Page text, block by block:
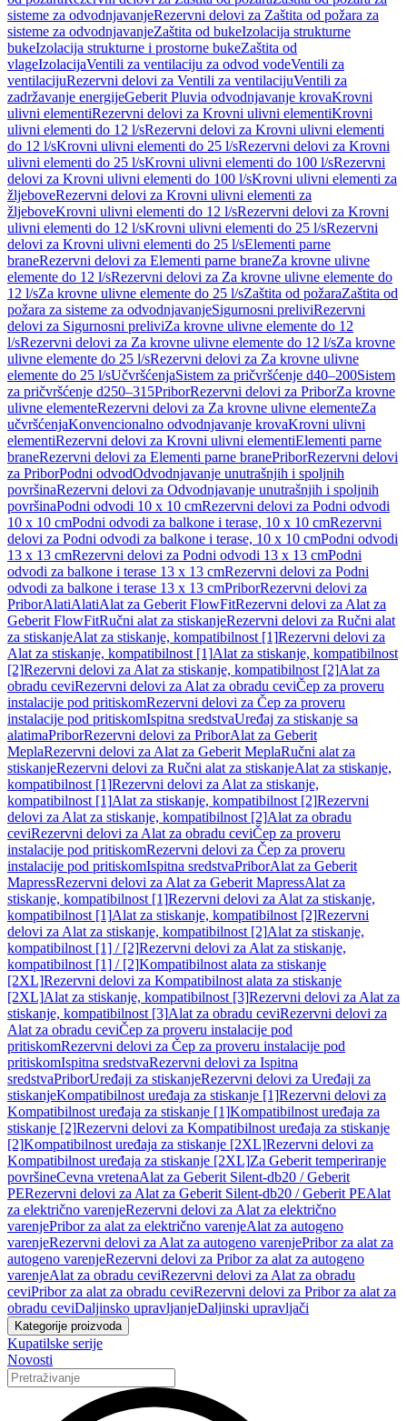
sisteme za odvodnjavanjeRezervni delovi za Zaštita od požara za
sisteme za odvodnjavanjeZaštita od bukeIzolacija strukturne
bukeIzolacija strukturne i prostorne bukeZaštita od
vlageIzolacijaVentili za ventilaciju za odvod vodeVentili za
ventilacijuRezervni delovi za Ventili za ventilacijuVentili za
zadržavanje energijeGeberit Pluvia odvodnjavanje krovaKrovni
ulivni elementiRezervni delovi za Krovni ulivni elementiKrovni
ulivni elementi do 12 l/sRezervni delovi za Krovni ulivni elementi
do 12 l/sKrovni ulivni elementi do 25 l/sRezervni delovi za Krovni
ulivni elementi do 25 l/sKrovni ulivni elementi do 100 l/sRezervni
delovi za Krovni ulivni elementi do 100 l/sKrovni ulivni elementi za
žljeboveRezervni delovi za Krovni ulivni elementi za
žljeboveKrovni ulivni elementi do 12 l/sRezervni delovi za Krovni
ulivni elementi do 12 l/sKrovni ulivni elementi do 25 l/sRezervni
delovi za Krovni ulivni elementi do 25 l/sElementi parne
braneRezervni delovi za Elementi parne braneZa krovne ulivne
elemente do 12 l/sRezervni delovi za Za krovne ulivne elemente do
12 l/sZa krovne ulivne elemente do 25 l/sZaštita od požaraZaštita od
požara za sisteme za odvodnjavanjeSigurnosni preliviRezervni
delovi za Sigurnosni preliviZa krovne ulivne elemente do 12
l/sRezervni delovi za Za krovne ulivne elemente do 12 l/sZa krovne
ulivne elemente do 25 l/sRezervni delovi za Za krovne ulivne
elemente do 25 l/sUčvršćenjaSistem za pričvršćenje d40–200Sistem
za pričvršćenje d250–315PriborRezervni delovi za PriborZa krovne
ulivne elementeRezervni delovi za Za krovne ulivne elementeZa
učvršćenjaKonvencionalno odvodnjavanje krovaKrovni ulivni
elementiRezervni delovi za Krovni ulivni elementiElementi parne
braneRezervni delovi za Elementi parne branePriborRezervni delovi
za PriborPodni odvodOdvodnjavanje unutrašnjih i spoljnih
površinaRezervni delovi za Odvodnjavanje unutrašnjih i spoljnih
površinaPodni odvodi 10 x 10 cmRezervni delovi za Podni odvodi
10 x 10 cmPodni odvodi za balkone i terase, 10 x 10 cmRezervni
delovi za Podni odvodi za balkone i terase, 10 x 10 cmPodni odvodi
13 x 13 cmRezervni delovi za Podni odvodi 13 x 13 cmPodni
odvodi za balkone i terase 13 x 13 cmRezervni delovi za Podni
odvodi za balkone i terase 13 x 13 cmPriborRezervni delovi za
PriborAlatiAlatiAlat za Geberit FlowFitRezervni delovi za Alat za
Geberit FlowFitRučni alat za stiskanjeRezervni delovi za Ručni alat
za stiskanjeAlat za stiskanje, kompatibilnost [1]Rezervni delovi za
Alat za stiskanje, kompatibilnost [1]Alat za stiskanje, kompatibilnost
[2]Rezervni delovi za Alat za stiskanje, kompatibilnost [2]Alat za
obradu ceviRezervni delovi za Alat za obradu ceviČep za proveru
instalacije pod pritiskomRezervni delovi za Čep za proveru
instalacije pod pritiskomIspitna sredstvaUređaj za stiskanje sa
alatimaPriborRezervni delovi za PriborAlat za Geberit
MeplaRezervni delovi za Alat za Geberit MeplaRučni alat za
stiskanjeRezervni delovi za Ručni alat za stiskanjeAlat za stiskanje,
kompatibilnost [1]Rezervni delovi za Alat za stiskanje,
kompatibilnost [1]Alat za stiskanje, kompatibilnost [2]Rezervni
delovi za Alat za stiskanje, kompatibilnost [2]Alat za obradu
ceviRezervni delovi za Alat za obradu ceviČep za proveru
instalacije pod pritiskomRezervni delovi za Čep za proveru
instalacije pod pritiskomIspitna sredstvaPriborAlat za Geberit
MapressRezervni delovi za Alat za Geberit MapressAlat za
stiskanje, kompatibilnost [1]Rezervni delovi za Alat za stiskanje,
kompatibilnost [1]Alat za stiskanje, kompatibilnost [2]Rezervni
delovi za Alat za stiskanje, kompatibilnost [2]Alat za stiskanje,
kompatibilnost [1] / [2]Rezervni delovi za Alat za stiskanje,
kompatibilnost [1] / [2]Kompatibilnost alata za stiskanje
[2XL]Rezervni delovi za Kompatibilnost alata za stiskanje
[2XL]Alat za stiskanje, kompatibilnost [3]Rezervni delovi za Alat za
stiskanje, kompatibilnost [3]Alat za obradu ceviRezervni delovi za
Alat za obradu ceviČep za proveru instalacije pod
pritiskomRezervni delovi za Čep za proveru instalacije pod
pritiskomIspitna sredstvaRezervni delovi za Ispitna
sredstvaPriborUređaji za stiskanjeRezervni delovi za Uređaji za
stiskanjeKompatibilnost uređaja za stiskanje [1]Rezervni delovi za
Kompatibilnost uređaja za stiskanje [1]Kompatibilnost uređaja za
stiskanje [2]Rezervni delovi za Kompatibilnost uređaja za stiskanje
[2]Kompatibilnost uređaja za stiskanje [2XL]Rezervni delovi za
Kompatibilnost uređaja za stiskanje [2XL]Za Geberit temperiranje
površineCevna vretenaAlat za Geberit Silent-db20 / Geberit
PERezervni delovi za Alat za Geberit Silent-db20 / Geberit PEAlat
za električno varenjeRezervni delovi za Alat za električno
varenjePribor za alat za električno varenjeAlat za autogeno
varenjeRezervni delovi za Alat za autogeno varenjePribor za alat za
autogeno varenjeRezervni delovi za Pribor za alat za autogeno
varenjeAlat za obradu ceviRezervni delovi za Alat za obradu
ceviPribor za alat za obradu ceviRezervni delovi za Pribor za alat za
obradu ceviDaljinsko upravljanjeDaljinski upravljači
Kategorije proizvoda
Kupatilske serije
Novosti